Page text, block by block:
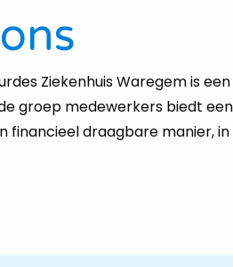
Ziekenhuis Waregem is
groep medewerkers biedt
financieel draagbare manier,